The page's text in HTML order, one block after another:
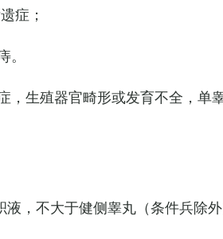
症；
，生殖器官畸形或发育不全，单
，不大于健侧睾丸（条件兵除外